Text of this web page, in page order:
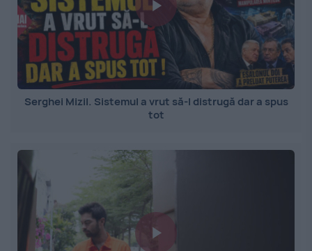
Serghei Mizil. Sistemul a vrut să-l distrugă dar a spus
tot